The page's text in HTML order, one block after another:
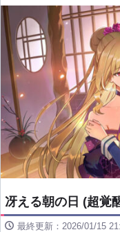
冴える朝の日 (超覚
最終更新：2026/01/15